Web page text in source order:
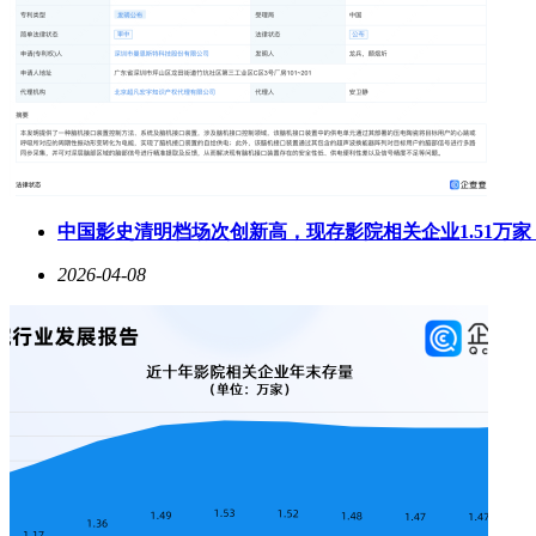
中国影史清明档场次创新高，现存影院相关企业1.51万
2026-04-08